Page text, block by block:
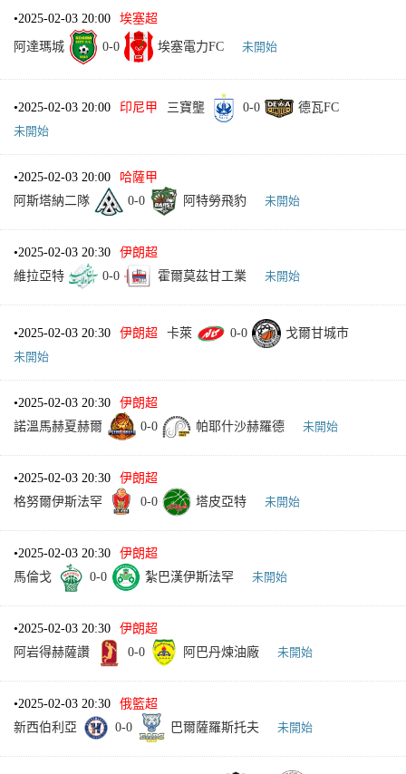
•2025-02-03 20:00 埃塞超
阿達瑪城 0-0 埃塞電力FC 未開始
•2025-02-03 20:00 印尼甲 三寶壟 0-0
德瓦FC
未開始
•2025-02-03 20:00
哈薩甲
阿斯塔納二隊
0-0 阿特勞飛豹 未開始
•2025-02-03 20:30
伊朗超
維拉亞特
0-0 霍爾莫茲甘工業 未開始
•2025-02-03 20:30 伊朗超 卡萊 0-0
戈爾甘城市
未開始
•2025-02-03 20:30
伊朗超
諾溫馬赫夏赫爾
0-0 帕耶什沙赫羅德 未開始
•2025-02-03 20:30
伊朗超
格努爾伊斯法罕
0-0 塔皮亞特 未開始
•2025-02-03 20:30
伊朗超
馬倫戈
0-0 紮巴漢伊斯法罕 未開始
•2025-02-03 20:30
伊朗超
阿岩得赫薩讚
0-0 阿巴丹煉油廠 未開始
•2025-02-03 20:30
俄籃超
新西伯利亞
0-0 巴爾薩羅斯托夫 未開始